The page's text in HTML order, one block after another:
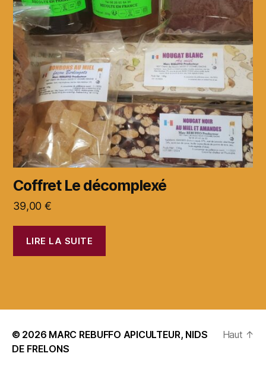
Coffret Le décomplexé
39,00 €
LIRE LA SUITE
© 2026 MARC REBUFFO APICULTEUR, NIDS
DE FRELONS
Haut ↑